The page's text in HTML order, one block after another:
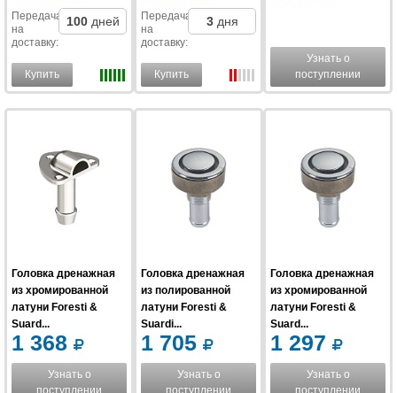
Передача
на
доставку:
100 дней
Купить
Передача
на
доставку:
3 дня
Купить
Узнать о
поступлении
Головка дренажная
из хромированной
латуни Foresti &
Suard...
1 368
Узнать о
поступлении
Головка дренажная
из полированной
латуни Foresti &
Suardi...
1 705
Узнать о
поступлении
Головка дренажная
из хромированной
латуни Foresti &
Suard...
1 297
Узнать о
поступлении